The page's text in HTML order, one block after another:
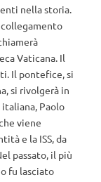
nella storia.
collegamento
Vaticana. Il
Il pontefice, si
si rivolgerà in
Paolo
viene
e la ISS, da
passato, il più
fu lasciato